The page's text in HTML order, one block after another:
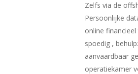
Zelfs via de
Persoonlijke
online
spoedig ,
aanvaardbaar
operatiekamer